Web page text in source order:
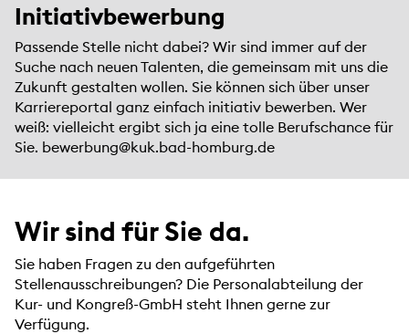
Initiativbewerbung
Passende Stelle nicht dabei? Wir sind immer auf der
Suche nach neuen Talenten, die gemeinsam mit uns die
Zukunft gestalten wollen. Sie können sich über unser
Karriereportal ganz einfach initiativ bewerben. Wer
weiß: vielleicht ergibt sich ja eine tolle Berufschance für
Sie. bewerbung@kuk.bad-homburg.de
Wir sind für Sie da.
Sie haben Fragen zu den aufgeführten
Stellenausschreibungen? Die Personalabteilung der
Kur- und Kongreß-GmbH steht Ihnen gerne zur
Verfügung.